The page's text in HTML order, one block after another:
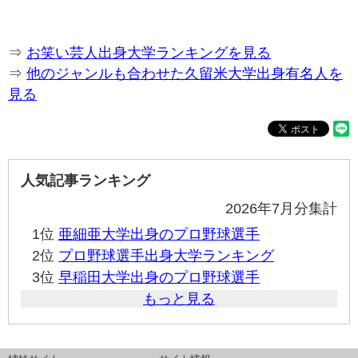
⇒ お笑い芸人出身大学ランキングを見る
⇒ 他のジャンルも合わせた久留米大学出身有名人を
見る
人気記事ランキング
2026年7月分集計
1位 亜細亜大学出身のプロ野球選手
2位 プロ野球選手出身大学ランキング
3位 早稲田大学出身のプロ野球選手
もっと見る